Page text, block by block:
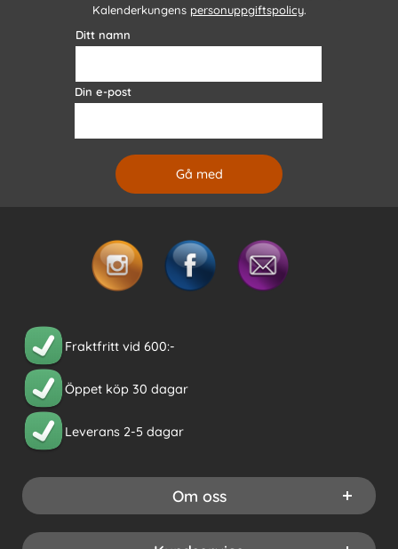
Kalenderkungens personuppgiftspolicy.
Ditt namn
Din e-post
Fraktfritt vid 600:-
Öppet köp 30 dagar
Leverans 2-5 dagar
Om oss